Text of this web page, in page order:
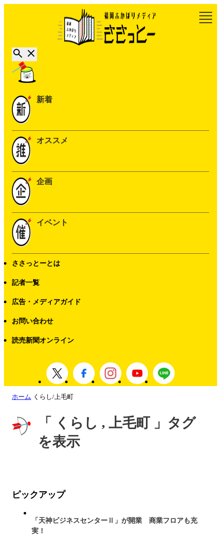
新着
オススメ
企画
イベント
ささっとーとは
記者一覧
広告・メディアガイド
お問い合わせ
読売新聞オンライン
ホーム くらし/上毛町
「 くらし , 上毛町 」タグ
を表示
ピックアップ
「天神ビジネスセンターⅡ」が開業 商業フロアも充
実！